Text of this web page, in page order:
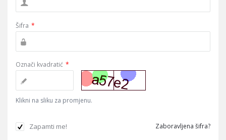
Šifra *
Označi kvadratić *
Klikni na sliku za promjenu.
Zapamti me! Zaboravljena šifra?